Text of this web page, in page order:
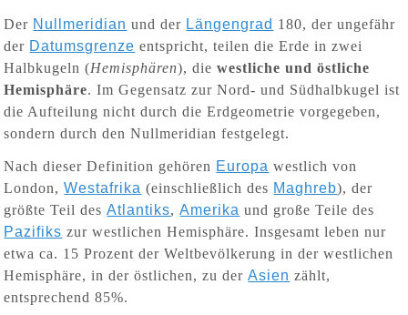
Der Nullmeridian und der Längengrad 180, der ungefähr
der Datumsgrenze entspricht, teilen die Erde in zwei
Halbkugeln (Hemisphären), diewestliche und östliche
Hemisphäre. Im Gegensatz zur Nord- und Südhalbkugel ist
die Aufteilung nicht durch die Erdgeometrie vorgegeben,
sondern durch den Nullmeridian festgelegt.
Nach dieser Definition gehören Europa westlich von
London,Westafrika (einschließlich des Maghreb), der
größte Teil desAtlantiks,Amerika und große Teile des
Pazifiks zur westlichen Hemisphäre. Insgesamt leben nur
etwa ca. 15 Prozent der Weltbevölkerung in der westlichen
Hemisphäre, in der östlichen, zu derAsien zählt,
entsprechend 85%.